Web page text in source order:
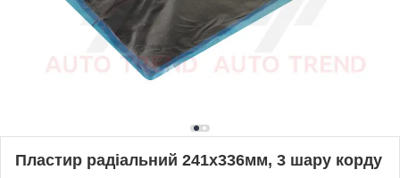
Пластир радiальний 241х336мм, 3 шару корду